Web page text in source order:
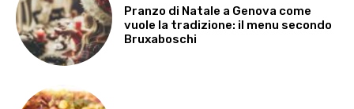
Pranzo di Natale a Genova come
vuole la tradizione: il menu secondo
Bruxaboschi